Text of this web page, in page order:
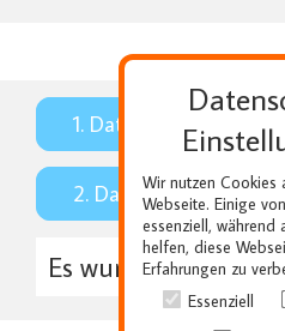
1. Datei auswählen
2. Datei Upload
Es wurden bisher
Wir nutzen Cookies
Webseite. Einige
essenziell, während
helfen, diese
Erfahrungen zu
Essenziell